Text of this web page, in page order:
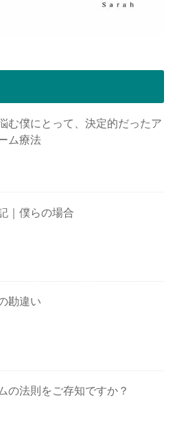
む僕にとって、決定的だったア
ム療法
｜僕らの場合
勘違い
の法則をご存知ですか？